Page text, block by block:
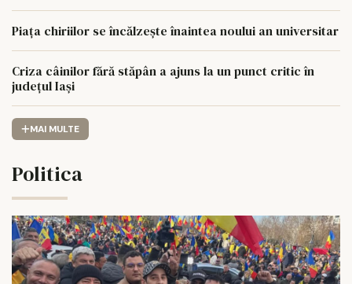
Piața chiriilor se încălzește înaintea noului an universitar
Criza câinilor fără stăpân a ajuns la un punct critic în
județul Iași
MAI MULTE
Politica